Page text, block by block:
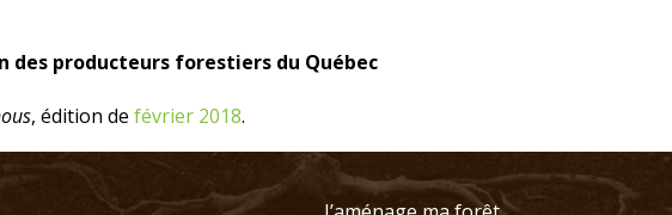
des producteurs forestiers du Québec
, édition de février 2018.